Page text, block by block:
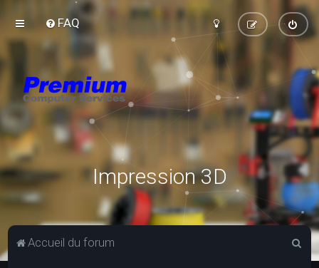
FAQ
Impression 3D
Accueil du forum